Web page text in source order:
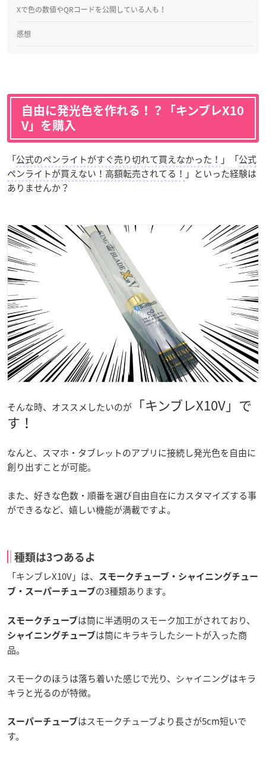
Xで色の数値やQRコードを公開している人も！
感想
自由に発光色を作れる！？「キンブレX10
V」を購入
「公式のペンライトがすぐ売り切れて買えなかった！ 」「公式
ペンライトが買えない！高額転売されてる！ 」といった経験は
ありませんか？
そんな時、オススメしたいのが
「キンブレX10V」で
す！
なんと、スマホ・タブレットのアプリに接続し発光色を自由に
創り出すことが可能。
また、好きな色数・順番を選び自由自在にカスタマイズする事
ができるなど、嬉しい機能が満載ですよ。
種類は3つあるよ
「キンブレX10V」は、
スモークチューブ・シャイニングチュー
ブ・スーパーチューブ の3種類あります。
スモークチューブ は筒に半透明のスモーク加工がされており、
シャイニングチューブ は筒にキラキラしたシートが入った商
品。
スモークのほうは落ち着いた感じで光り、シャイニングはキラ
キラと光るのが特徴。
スーパーチューブ はスモークチューブより長さが5cm短いで
す。